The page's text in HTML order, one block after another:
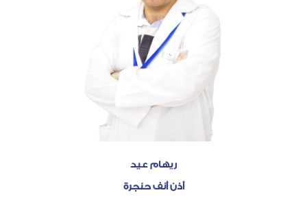
ريهام عيد
أذن أنف حنجرة